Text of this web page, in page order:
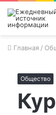
Главная /
Общество